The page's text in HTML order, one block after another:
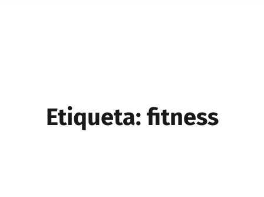
Etiqueta: fitness